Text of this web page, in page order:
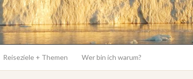
Reiseziele + Themen Wer bin ich warum?